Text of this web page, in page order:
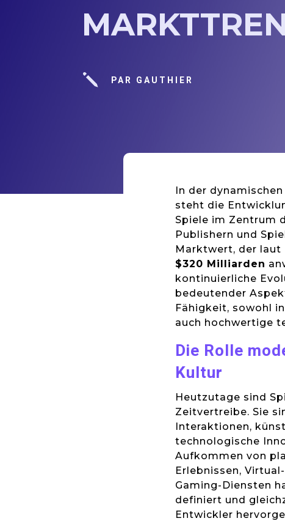
j PAR GAUTHIER
In der
steht die
Spiele im Zentrum
Publishern und
Marktwert, der laut
$320 Milliarden
kontinuierliche
bedeutender
Fähigkeit, sowohl
auch hochwertige
Die Rolle
Kultur
Heutzutage sind
Zeitvertreibe. Sie
Interaktionen,
technologische
Aufkommen von
Erlebnissen,
Gaming-Diensten
definiert und
Entwickler